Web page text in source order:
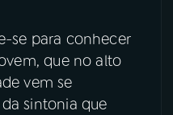
Facebook
se para conhecer
que no alto
vem se
sintonia que